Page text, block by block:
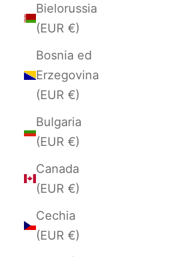
Bielorussia
(EUR €)
Bosnia ed
Erzegovina
(EUR €)
Bulgaria
(EUR €)
Canada
(EUR €)
Cechia
(EUR €)